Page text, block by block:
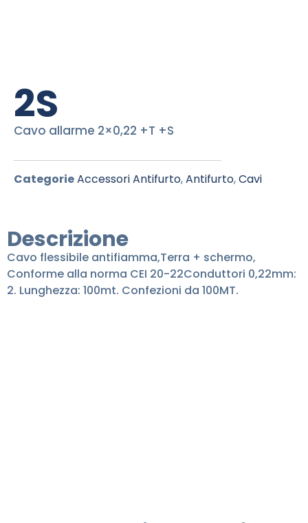
2S
Cavo allarme 2×0,22 +T +S
CategorieAccessori Antifurto,Antifurto,Cavi
Descrizione
Cavo flessibile antifiamma,Terra + schermo,
Conforme alla norma CEI 20-22Conduttori 0,22mm:
2. Lunghezza: 100mt. Confezioni da 100MT.